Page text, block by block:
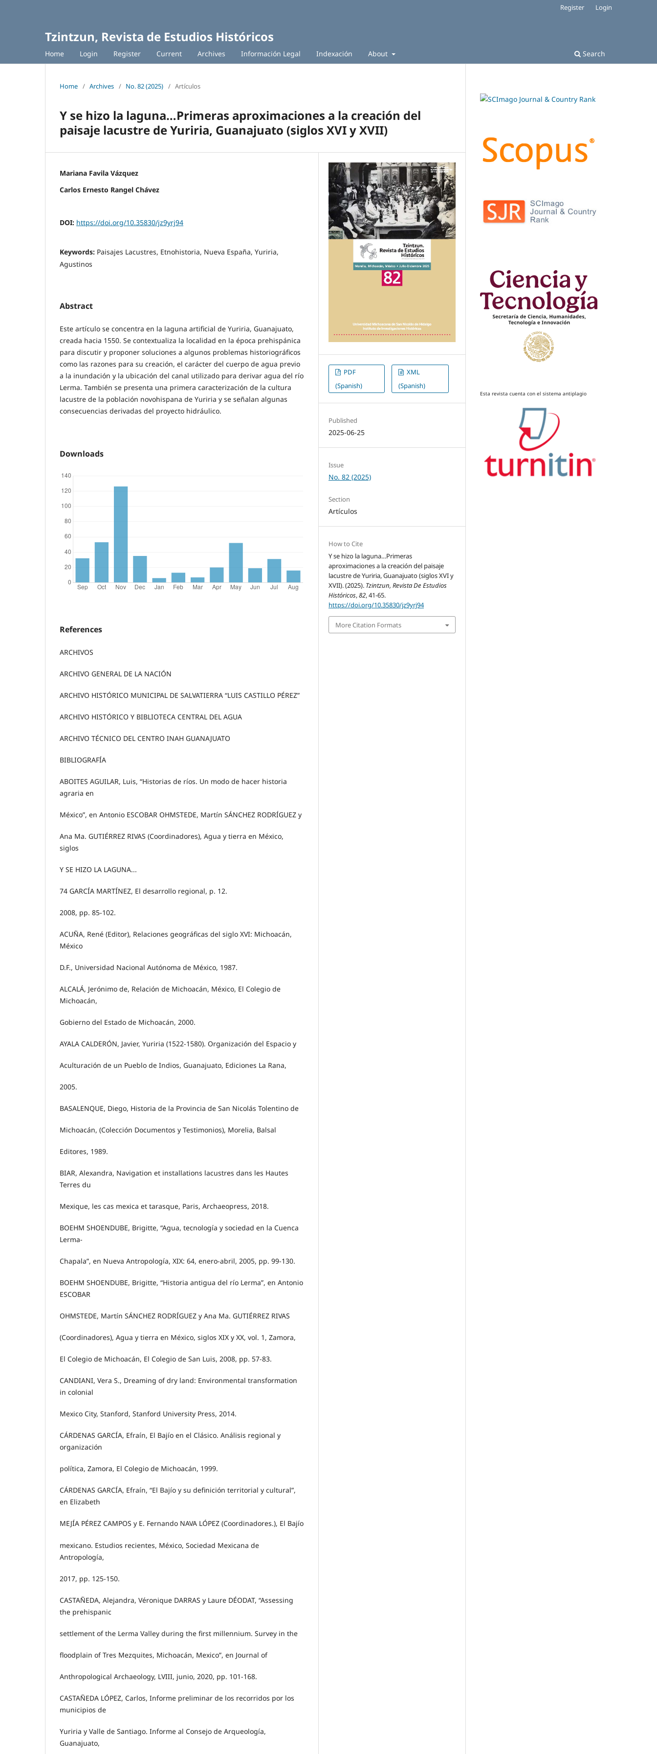
Tzintzun, Revista de Estudios Históricos
Home Login Register Current Archives Información Legal Indexación About Search
Register Login
Home / Archives / No. 82 (2025) / Artículos
Y se hizo la laguna…Primeras aproximaciones a la creación del
paisaje lacustre de Yuriria, Guanajuato (siglos XVI y XVII)
Mariana Favila Vázquez
Carlos Ernesto Rangel Chávez
DOI: https://doi.org/10.35830/jz9yrj94
Keywords: Paisajes Lacustres, Etnohistoria, Nueva España, Yuriria,
Agustinos
Abstract
Este artículo se concentra en la laguna artificial de Yuriria, Guanajuato,
creada hacia 1550. Se contextualiza la localidad en la época prehispánica
para discutir y proponer soluciones a algunos problemas historiográficos
como las razones para su creación, el carácter del cuerpo de agua previo
a la inundación y la ubicación del canal utilizado para derivar agua del río
Lerma. También se presenta una primera caracterización de la cultura
lacustre de la población novohispana de Yuriria y se señalan algunas
consecuencias derivadas del proyecto hidráulico.
Downloads
References
ARCHIVOS
ARCHIVO GENERAL DE LA NACIÓN
ARCHIVO HISTÓRICO MUNICIPAL DE SALVATIERRA “LUIS CASTILLO PÉREZ”
ARCHIVO HISTÓRICO Y BIBLIOTECA CENTRAL DEL AGUA
ARCHIVO TÉCNICO DEL CENTRO INAH GUANAJUATO
BIBLIOGRAFÍA
ABOITES AGUILAR, Luis, “Historias de ríos. Un modo de hacer historia
agraria en
México”, en Antonio ESCOBAR OHMSTEDE, Martín SÁNCHEZ RODRÍGUEZ y
Ana Ma. GUTIÉRREZ RIVAS (Coordinadores), Agua y tierra en México,
siglos
Y SE HIZO LA LAGUNA...
74 GARCÍA MARTÍNEZ, El desarrollo regional, p. 12.
2008, pp. 85-102.
ACUÑA, René (Editor), Relaciones geográficas del siglo XVI: Michoacán,
México
D.F., Universidad Nacional Autónoma de México, 1987.
ALCALÁ, Jerónimo de, Relación de Michoacán, México, El Colegio de
Michoacán,
Gobierno del Estado de Michoacán, 2000.
AYALA CALDERÓN, Javier, Yuriria (1522-1580). Organización del Espacio y
Aculturación de un Pueblo de Indios, Guanajuato, Ediciones La Rana,
2005.
BASALENQUE, Diego, Historia de la Provincia de San Nicolás Tolentino de
Michoacán, (Colección Documentos y Testimonios), Morelia, Balsal
Editores, 1989.
BIAR, Alexandra, Navigation et installations lacustres dans les Hautes
Terres du
Mexique, les cas mexica et tarasque, Paris, Archaeopress, 2018.
BOEHM SHOENDUBE, Brigitte, “Agua, tecnología y sociedad en la Cuenca
Lerma-
Chapala”, en Nueva Antropología, XIX: 64, enero-abril, 2005, pp. 99-130.
BOEHM SHOENDUBE, Brigitte, “Historia antigua del río Lerma”, en Antonio
ESCOBAR
OHMSTEDE, Martín SÁNCHEZ RODRÍGUEZ y Ana Ma. GUTIÉRREZ RIVAS
(Coordinadores), Agua y tierra en México, siglos XIX y XX, vol. 1, Zamora,
El Colegio de Michoacán, El Colegio de San Luis, 2008, pp. 57-83.
CANDIANI, Vera S., Dreaming of dry land: Environmental transformation
in colonial
Mexico City, Stanford, Stanford University Press, 2014.
CÁRDENAS GARCÍA, Efraín, El Bajío en el Clásico. Análisis regional y
organización
política, Zamora, El Colegio de Michoacán, 1999.
CÁRDENAS GARCÍA, Efraín, “El Bajío y su definición territorial y cultural”,
en Elizabeth
MEJÍA PÉREZ CAMPOS y E. Fernando NAVA LÓPEZ (Coordinadores.), El Bajío
mexicano. Estudios recientes, México, Sociedad Mexicana de
Antropología,
2017, pp. 125-150.
CASTAÑEDA, Alejandra, Véronique DARRAS y Laure DÉODAT, “Assessing
the prehispanic
settlement of the Lerma Valley during the first millennium. Survey in the
floodplain of Tres Mezquites, Michoacán, Mexico”, en Journal of
Anthropological Archaeology, LVIII, junio, 2020, pp. 101-168.
CASTAÑEDA LÓPEZ, Carlos, Informe preliminar de los recorridos por los
municipios de
Yuriria y Valle de Santiago. Informe al Consejo de Arqueología,
Guanajuato,
PDF
(Spanish)
XML
(Spanish)
Published
2025-06-25
Issue
No. 82 (2025)
Section
Artículos
How to Cite
Y se hizo la laguna…Primeras
aproximaciones a la creación del paisaje
lacustre de Yuriria, Guanajuato (siglos XVI y
XVII). (2025). Tzintzun, Revista De Estudios
Históricos,82, 41-65.
https://doi.org/10.35830/jz9yrj94
More Citation Formats
Esta revista cuenta con el sistema antiplagio